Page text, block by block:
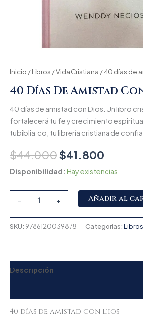
Inicio /Libros /Vida Cristiana / 40 días de
40 Días De Amistad
40 días de amistad con Dios. Un libro
fortalecerá tu fe y crecimiento
tubiblia.co, tu librería cristiana de
$44.000$41.800
Disponibilidad: Hay existencias
- + Añadir al
SKU: 9786120039878 Categorías:Libros
Descripción
40 días de amistad con Dios